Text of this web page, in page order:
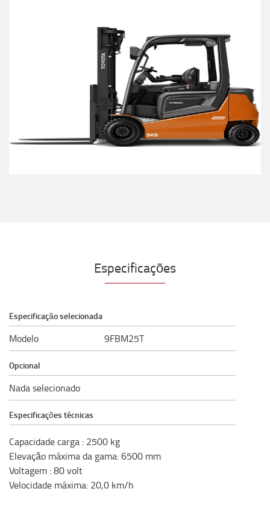
Especificações
Especificação selecionada
Modelo 9FBM25T
Opcional
Nada selecionado
Especificações técnicas
Capacidade carga : 2500 kg
Elevação máxima da gama:6500 mm
Voltagem :80volt
Velocidade máxima: 20,0 km/h